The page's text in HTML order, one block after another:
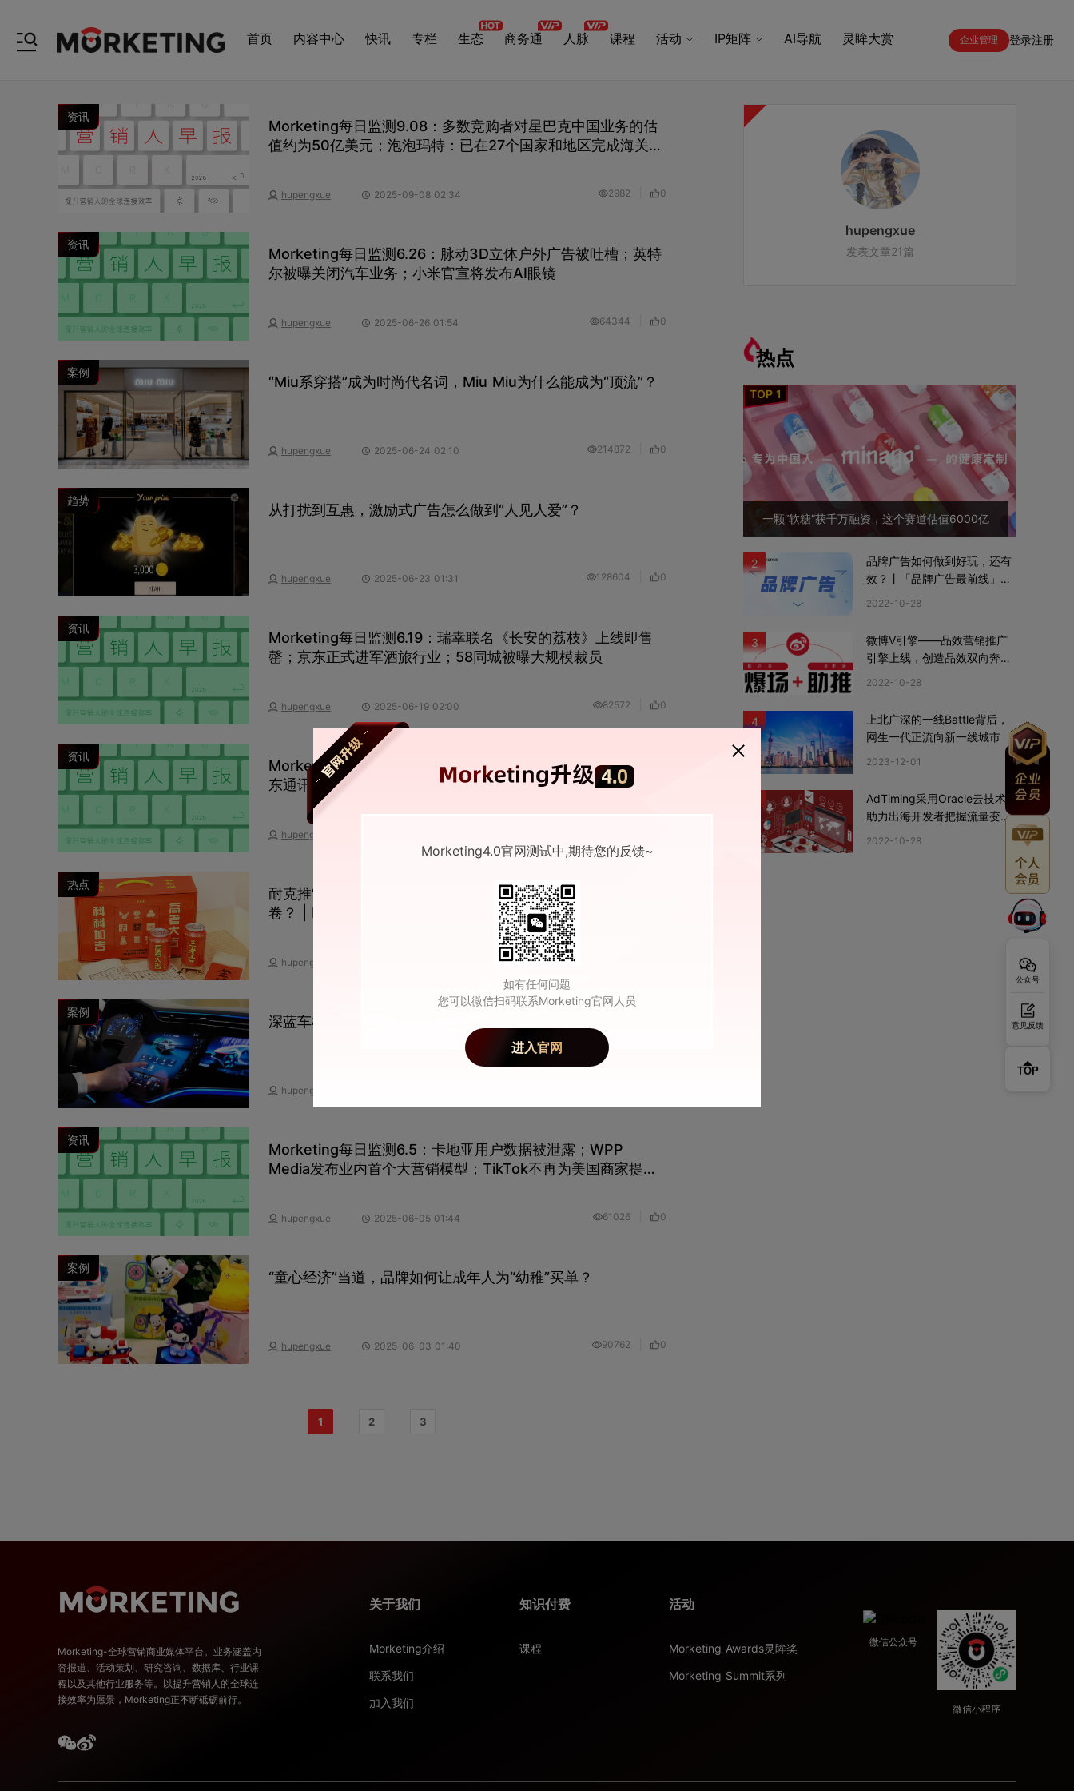
首页 内容中心 快讯 专栏 生态 商务通 人脉 课程 活动 IP矩阵 AI导航 灵眸大赏 企业管理 登录注册
资讯
Morketing每日监测9.08：多数竞购者对星巴克中国业务的估
值约为50亿美元；泡泡玛特：已在27个国家和地区完成海关备
hupengxue 2025-09-08 02:34 2982 0
资讯
Morketing每日监测6.26：脉动3D立体户外广告被吐槽；英特
尔被曝关闭汽车业务；小米官宣将发布AI眼镜
hupengxue 2025-06-26 01:54 64344 0
案例
“Miu系穿搭”成为时尚代名词，Miu Miu为什么能成为“顶流”？
hupengxue 2025-06-24 02:10 214872 0
趋势
从打扰到互惠，激励式广告怎么做到“人见人爱”？
hupengxue 2025-06-23 01:31 128604 0
资讯
Morketing每日监测6.19：瑞幸联名《长安的荔枝》上线即售
罄；京东正式进军酒旅行业；58同城被曝大规模裁员
hupengxue 2025-06-19 02:00 82572 0
资讯
Morketing每日监测6.12：星巴克在35家门店推广AI助手；京
东通讯官宣惠英红担任推广大使；阳狮集团赢得玛氏媒体业务
hupengxue
热点
耐克推“全对”T恤、王老吉定制罐……高考流量场品牌如何交答
卷？ | Morketing节点营销
hupengxue
案例
深蓝车机广告翻车，车载营销场景如何过“窄门”？
hupengxue
资讯
Morketing每日监测6.5：卡地亚用户数据被泄露；WPP
Media发布业内首个大营销模型；TikTok不再为美国商家提供
hupengxue 2025-06-05 01:44 61026 0
案例
“童心经济”当道，品牌如何让成年人为“幼稚”买单？
hupengxue 2025-06-03 01:40 90762 0
1 2 3
hupengxue
发表文章21篇
热点
一颗“软糖”获千万融资，这个赛道估值6000亿
2
品牌广告如何做到好玩，还有
效？丨「品牌广告最前线」02
2022-10-28
3
微博V引擎——品效营销推广
引擎上线，创造品效双向奔赴
2022-10-28
4
上北广深的一线Battle背后，
网生一代正流向新一线城市
2023-12-01
AdTiming采用Oracle云技术
助力出海开发者把握流量变现
2022-10-28
Morketing-全球营销商业媒体平台。业务涵盖内
容报道、活动策划、研究咨询、数据库、行业课
程以及其他行业服务等。以提升营销人的全球连
接效率为愿景，Morketing正不断砥砺前行。
关于我们
Morketing介绍
联系我们
加入我们
知识付费
课程
活动
Morketing Awards灵眸奖
Morketing Summit系列
微信公众号
微信小程序
公众号
意见反馈
TOP
Morketing4.0官网测试中,期待您的反馈~
如有任何问题
您可以微信扫码联系Morketing官网人员
进入官网